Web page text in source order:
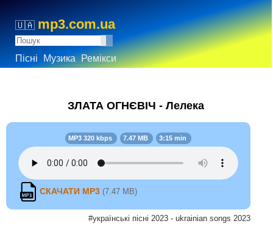
🇺🇦 mp3.com.ua
Пісні Музика Ремікси
ЗЛАТА ОГНЄВІЧ - Лелека
MP3 320 kbps 7.47 MB 3:15 min
СКАЧАТИ MP3 (7.47 MB)
#українські пісні 2023 - ukrainian songs 2023